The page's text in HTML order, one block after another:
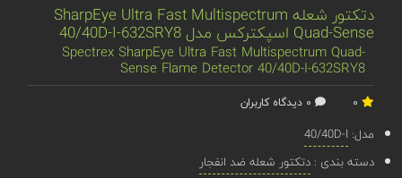
دتکتور شعله SharpEye Ultra Fast Multispectrum
Quad-Sense اسپکترکس مدل 40/40D-I-632SRY8
Spectrex SharpEye Ultra Fast Multispectrum Quad-
Sense Flame Detector 40/40D-I-632SRY8
مدل: 40/40D-I
دسته بندی :دتکتور شعله ضد انفجار